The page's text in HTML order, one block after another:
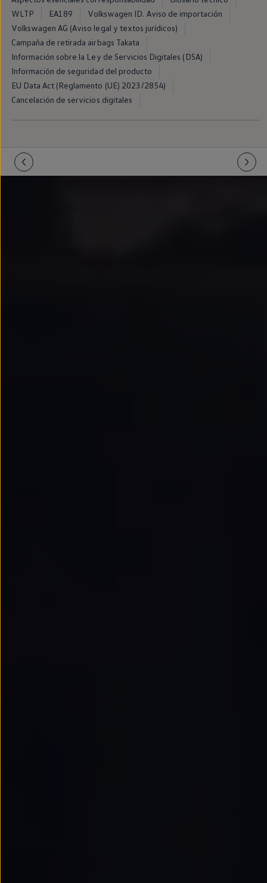
Llantas y neumáticos
Recambios Volkswagen
Accesorios y merchandising
Seguridad
Transporte
Entretenimiento
Personalización
Carga
Merchandising
Todo sobre tu Volkswagen
Información sobre Diésel XTL
WLTP
EA189
Volkswagen ID. Aviso de importación
Volkswagen AG (Aviso legal y textos jurídicos)
Campaña de retirada airbags Takata
Información sobre la Ley de Servicios Digitales (DSA)
Información de seguridad del producto
EU Data Act (Reglamento (UE) 2023/2854)
Cancelación de servicios digitales